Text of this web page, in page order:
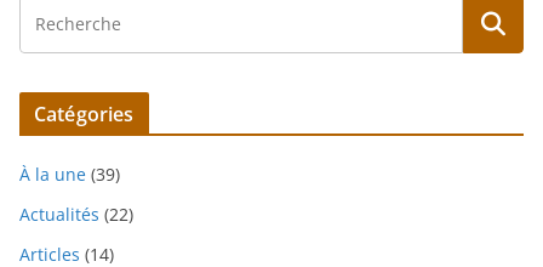
Catégories
À la une (39)
Actualités (22)
Articles (14)